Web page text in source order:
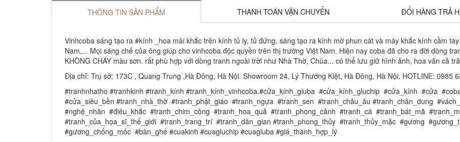
THÔNG TIN SẢN PHẨM THANH TOÁN VẬN CHUYỂN ĐỔI HÀNG TRẢ
Vinhcoba sáng tạo ra #kính _hoa mài khắc trên kính tủ ly, tủ đứng, sáng tạo ra kính mờ phun cát và máy khắc kính cầm
Nam,... Mọi sáng chế của ông giúp cho vinhcoba độc quyền trên thị trường Việt Nam. Hiện nay coba đã cho ra đời dòng
KHÔNG CHÁY màu sơn. rất phù hợp với dòng tranh ngoài trời như Nhà Thờ, Chùa... có thể lưu giữ hình ảnh, hoa văn cả
Địa chỉ: Trụ sở: 173C , Quang Trung ,Hà Đông, Hà Nội. Showroom 24, Lý Thường Kiệt, Hà Đông, Hà Nội, HOTLINE: 0985
#tranhnhatho #tranhkinh #tranh_kính #tranh_kính_vinhcoba.#cửa_kính_gluba #cửa_kính_gluchip #cửa_kính #cửa
#cửa_siêu_bền #tranh_nhà_thờ #tranh_phật_giáo #tranh_ngựa #tranh_sen #tranh_châu_âu #tranh_chân_dung
#nghệ_nhân #điêu_khắc #tranh_chim_công #tranh_hoa_quả #tranh_phong_cảnh #tranh_cá #tranh_bát_mã
#tranh_của_họa_sĩ_thế_giới #tranh_trang_trí #tranh_dân_gian #tranh_phong_thủy #tranh_thủy_mặc #gương
#gương_chống_mốc #bàn_ghế #cuakinh #cuagluchip #cuagluba #giá_thành_hợp_lý